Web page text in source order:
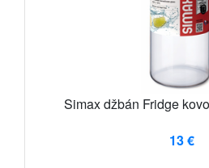
Simax džbán Fridge
13 €